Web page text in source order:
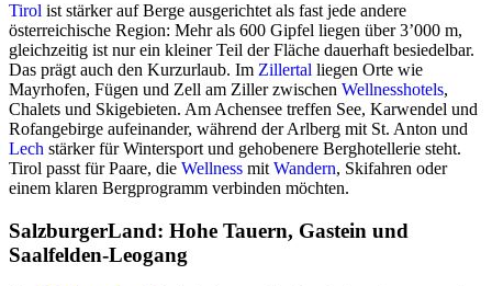
Tirol ist stärker auf Berge ausgerichtet als fast jede andere
österreichische Region: Mehr als 600 Gipfel liegen über 3’000 m,
gleichzeitig ist nur ein kleiner Teil der Fläche dauerhaft besiedelbar.
Das prägt auch den Kurzurlaub. Im Zillertal liegen Orte wie
Mayrhofen, Fügen und Zell am Ziller zwischen Wellnesshotels,
Chalets und Skigebieten. Am Achensee treffen See, Karwendel und
Rofangebirge aufeinander, während der Arlberg mit St. Anton und
Lech stärker für Wintersport und gehobenere Berghotellerie steht.
Tirol passt für Paare, die Wellness mit Wandern, Skifahren oder
einem klaren Bergprogramm verbinden möchten.
SalzburgerLand: Hohe Tauern, Gastein und
Saalfelden-Leogang